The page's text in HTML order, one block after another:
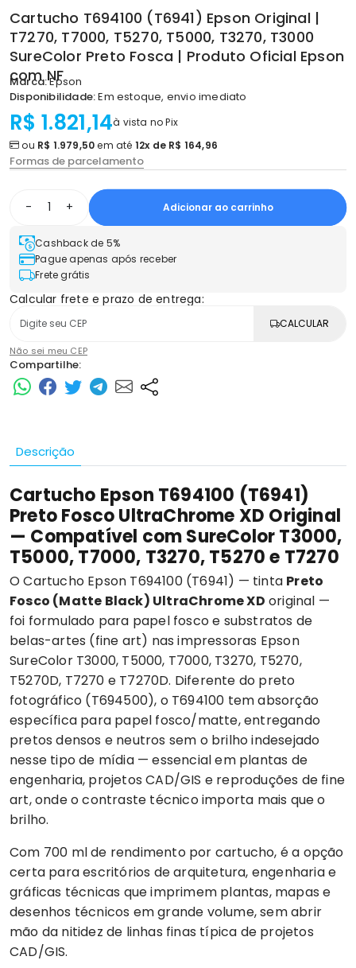
Cartucho T694100 (T6941) Epson Original |
T7270, T7000, T5270, T5000, T3270, T3000
SureColor Preto Fosca | Produto Oficial Epson
com NF
Marca:Epson
Disponibilidade:Em estoque, envio imediato
R$ 1.821,14à vista no Pix
ou R$ 1.979,50em até 12x de R$ 164,96
Formas de parcelamento
- + Adicionar ao carrinho
Cashback de 5%
Pague apenas após receber
Frete grátis
Calcular frete e prazo de entrega:
CALCULAR
Não sei meu CEP
Compartilhe:
Descrição
Cartucho Epson T694100 (T6941)
Preto Fosco UltraChrome XD Original
— Compatível com SureColor T3000,
T5000, T7000, T3270, T5270 e T7270
OCartucho Epson T694100 (T6941) — tinta Preto
Fosco (Matte Black) UltraChrome XD original —
foi formulado para papel fosco e substratos de
belas-artes (fine art) nas impressoras Epson
SureColor T3000, T5000, T7000, T3270, T5270,
T5270D, T7270 e T7270D. Diferente do preto
fotográfico (T694500), o T694100 tem absorção
específica para papel fosco/matte, entregando
pretos densos e neutros sem o brilho indesejado
nesse tipo de mídia — essencial em plantas de
engenharia, projetos CAD/GIS e reproduções de fine
art, onde o contraste técnico importa mais que o
brilho.
Com 700 ml de rendimento por cartucho, é a opção
certa para escritórios de arquitetura, engenharia e
gráficas técnicas que imprimem plantas, mapas e
desenhos técnicos em grande volume, sem abrir
mão da nitidez de linhas finas típica de projetos
CAD/GIS.